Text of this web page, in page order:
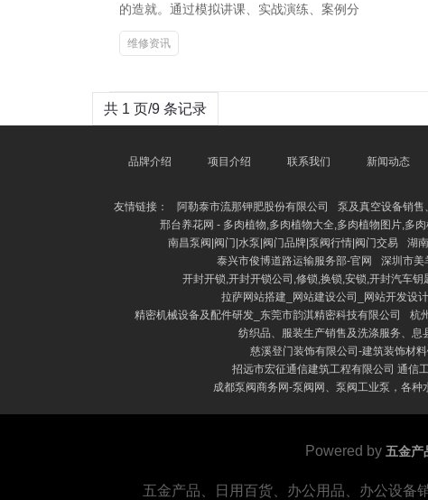
的造就。通过模拟讲课、实战演练、案例分
维修资讯
共 1 页/9 条记录
品牌介绍 项目介绍 联系我们 新闻动态
友情链接： 阿勒泰市流那钾肥股份有限公司 泵及真空设备销售
邢台养花网 - 多肉植物,多肉植物大全,多肉植物图片,多肉
南昌泵阀|阀门|水泵|阀门品牌|泵阀行情|阀门交易
湖
泰兴市俊博道路运输服务部-官网
深圳市美
开封开锁,开封开锁公司,修锁,换锁,安锁,开封汽车钥
拉萨网站搭建_网站建设公司_网站开发设
精密机械设备及配件研发_东莞市韵淇精密科技有限公司
杭
纺织品、服装生产销售及洗涤服务、息
慈溪登门装饰有限公司-建筑装饰材
招远市宏征通信建筑工程有限公司 通信
成都泵阀商务网-泵阀网、泵阀工业泵，各
Powered by 五金产
五金产品、日用百货、办公用品、办公设备